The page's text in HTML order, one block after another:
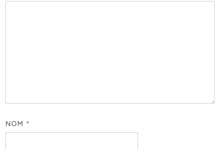
NOM *